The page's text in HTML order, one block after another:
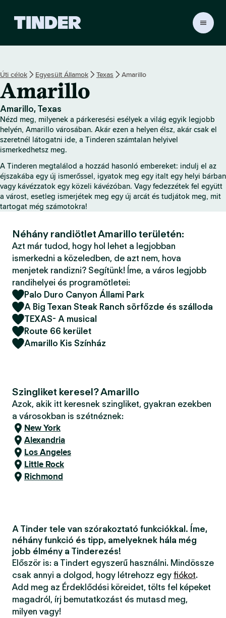
r
K
e
d
ő
o
a
l
Úti célok Egyesült Államok Texas Amarillo
Amarillo
Amarillo, Texas
Nézd meg, milyenek a párkeresési esélyek a világ egyik legjobb
helyén, Amarillo városában. Akár ezen a helyen élsz, akár csak el
szeretnél látogatni ide, a Tinderen számtalan helyivel
ismerkedhetsz meg.
A Tinderen megtalálod a hozzád hasonló embereket: indulj el az
éjszakába egy új ismerőssel, igyatok meg egy italt egy helyi bárban
vagy kávézzatok egy közeli kávézóban. Vagy fedezzétek fel együtt
a várost, esetleg ismerjétek meg egy új arcát és tudjátok meg, mit
tartogat még számotokra!
Néhány randiötlet Amarillo területén:
Azt már tudod, hogy hol lehet a legjobban
ismerkedni a közeledben, de azt nem, hova
menjetek randizni? Segítünk! Íme, a város legjobb
randihelyei és programötletei:
Palo Duro Canyon Állami Park
A Big Texan Steak Ranch sörfőzde és szálloda
TEXAS- A musical
Route 66 kerület
Amarillo Kis Színház
Szingliket keresel? Amarillo
Azok, akik itt keresnek szingliket, gyakran ezekben
a városokban is szétnéznek:
New York
Alexandria
Los Angeles
Little Rock
Richmond
A Tinder tele van szórakoztató funkciókkal. Íme,
néhány funkció és tipp, amelyeknek hála még
jobb élmény a Tinderezés!
Először is: a Tindert egyszerű használni. Mindössze
csak annyi a dolgod, hogy létrehozz egy fiókot.
Add meg az Érdeklődési köreidet, tölts fel képeket
magadról, írj bemutatkozást és mutasd meg,
milyen vagy!